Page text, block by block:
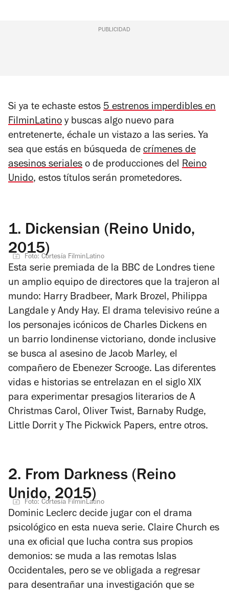
PUBLICIDAD
Si ya te echaste estos 5 estrenos imperdibles en
FilminLatino y buscas algo nuevo para
entretenerte, échale un vistazo a las series. Ya
sea que estás en búsqueda de crímenes de
asesinos seriales o de producciones del Reino
Unido, estos títulos serán prometedores.
1. Dickensian (Reino Unido,
2015)
Foto: Cortesía FilminLatino
Esta serie premiada de la BBC de Londres tiene
un amplio equipo de directores que la trajeron al
mundo: Harry Bradbeer, Mark Brozel, Philippa
Langdale y Andy Hay. El drama televisivo reúne a
los personajes icónicos de Charles Dickens en
un barrio londinense victoriano, donde inclusive
se busca al asesino de Jacob Marley, el
compañero de Ebenezer Scrooge. Las diferentes
vidas e historias se entrelazan en el siglo XIX
para experimentar presagios literarios de A
Christmas Carol, Oliver Twist, Barnaby Rudge,
Little Dorrit y The Pickwick Papers, entre otros.
2. From Darkness (Reino
Unido, 2015)
Foto: Cortesía FilminLatino
Dominic Leclerc decide jugar con el drama
psicológico en esta nueva serie. Claire Church es
una ex oficial que lucha contra sus propios
demonios: se muda a las remotas Islas
Occidentales, pero se ve obligada a regresar
para desentrañar una investigación que se